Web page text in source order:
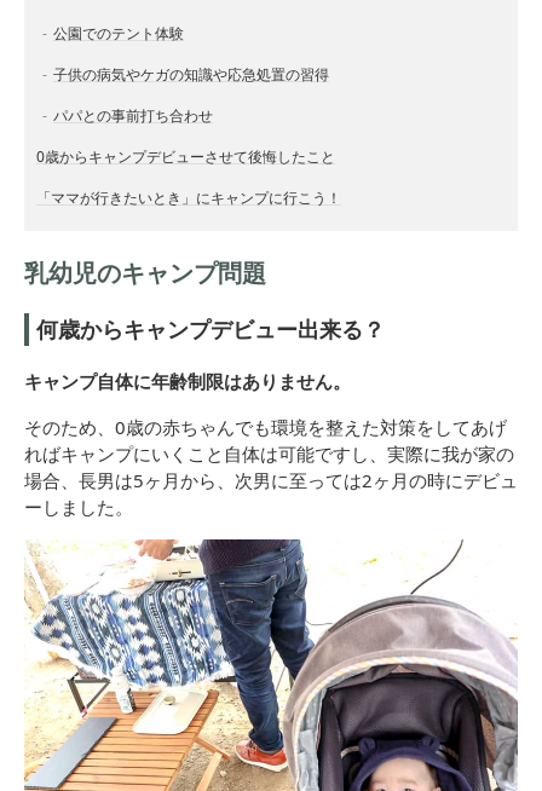
公園でのテント体験
子供の病気やケガの知識や応急処置の習得
パパとの事前打ち合わせ
0歳からキャンプデビューさせて後悔したこと
「ママが行きたいとき」にキャンプに行こう！
乳幼児のキャンプ問題
何歳からキャンプデビュー出来る？
キャンプ自体に年齢制限はありません。
そのため、0歳の赤ちゃんでも環境を整えた対策をしてあげ
ればキャンプにいくこと自体は可能ですし、実際に我が家の
場合、長男は5ヶ月から、次男に至っては2ヶ月の時にデビュ
ーしました。